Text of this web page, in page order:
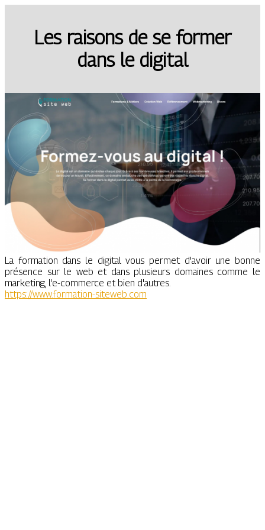
Les raisons de se former
dans le digital
La formation dans le digital vous permet d'avoir une bonne
présence sur le web et dans plusieurs domaines comme le
marketing, l'e-commerce et bien d'autres.
https://www.formation-siteweb.com